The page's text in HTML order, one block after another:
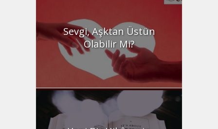
Sevgi, Aşktan Üstün
Olabilir Mi?